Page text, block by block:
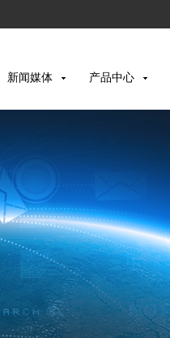
新闻媒体 产品中心